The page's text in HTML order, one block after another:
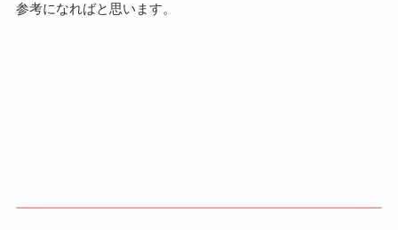
参考になればと思います。